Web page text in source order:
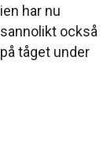
har nu
också
tåget under